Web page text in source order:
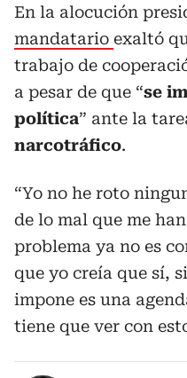
En la alocución
mandatario exaltó
trabajo de
a pesar de que “se
política” ante la
narcotráfico.
“Yo no he roto
de lo mal que me
problema ya no es
que yo creía que sí,
impone es una
tiene que ver con